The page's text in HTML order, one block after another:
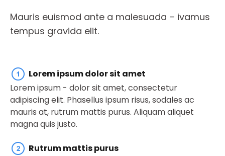
Mauris euismod ante a malesuada – ivamus
tempus gravida elit.
Lorem ipsum dolor sit amet
Lorem ipsum - dolor sit amet, consectetur
adipiscing elit. Phasellus ipsum risus, sodales ac
mauris at, rutrum mattis purus. Aliquam aliquet
magna quis justo.
Rutrum mattis purus